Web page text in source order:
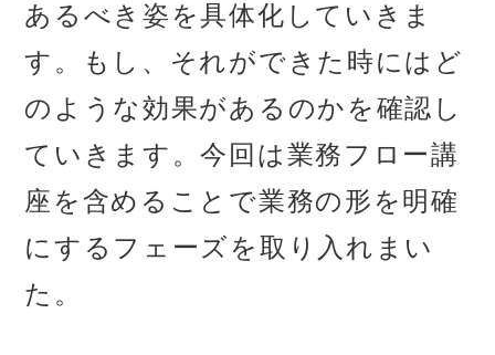
あるべき姿を具体化していきま
す。もし、それができた時にはど
のような効果があるのかを確認し
ていきます。今回は業務フロー講
座を含めることで業務の形を明確
にするフェーズを取り入れまい
た。